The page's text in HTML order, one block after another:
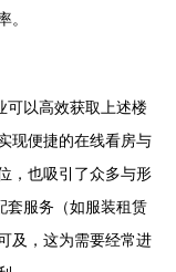
。
可以高效获取上述楼
现便捷的在线看房与
，也吸引了众多与形
套服务（如服装租赁
及，这为需要经常进